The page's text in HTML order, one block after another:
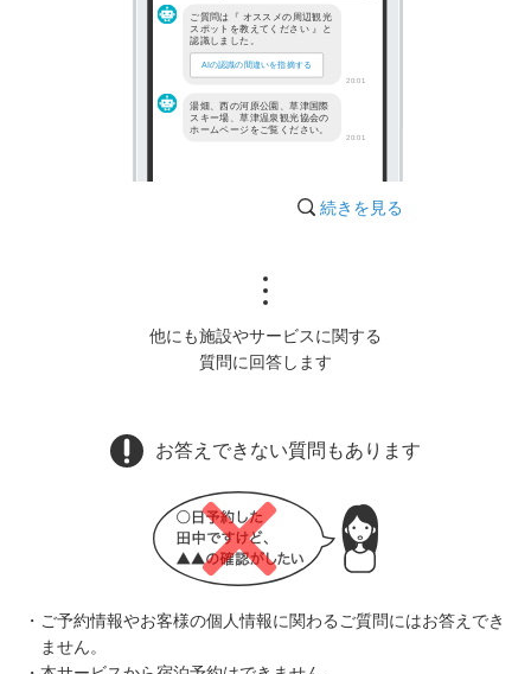
ご質問は『 オススメの周辺観光
スポットを教えてください 』と
認識しました。
AIの認識の間違いを指摘する
20:01
湯畑、西の河原公園、草津国際
スキー場、草津温泉観光協会の
ホームページをご覧ください。
20:01
続きを見る
他にも施設やサービスに関する
質問に回答します
お答えできない質問もあります
ご予約情報やお客様の個人情報に関わるご質問にはお答えでき
ません。